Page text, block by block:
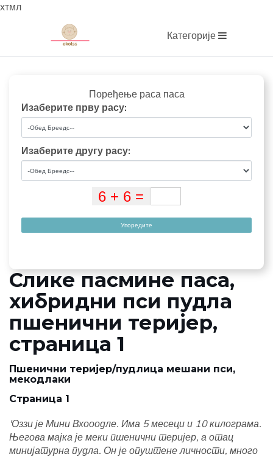
хтмл
Категорије
Поређење раса паса
Изаберите прву расу:
Изаберите другу расу:
Упоредите
Слике пасмине паса,
хибридни пси пудла
пшенични теријер,
страница 1
Пшенични теријер/пудлица мешани пси,
мекодлаки
Страница 1
'Оззи је Мини Вхооодле. Има 5 месеци и 10 килограма.
Његова мајка је меки пшенични теријер, а отац
минијатурна пудла. Он је опуштене личности, много